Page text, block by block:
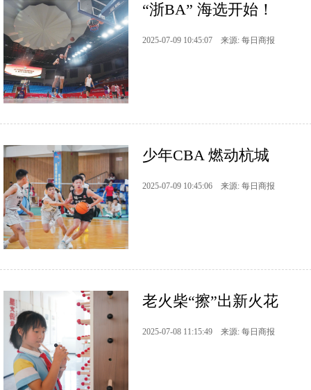
“浙BA” 海选开始！
2025-07-09 10:45:07 来源: 每日商报
少年CBA 燃动杭城
2025-07-09 10:45:06 来源: 每日商报
老火柴“擦”出新火花
2025-07-08 11:15:49 来源: 每日商报